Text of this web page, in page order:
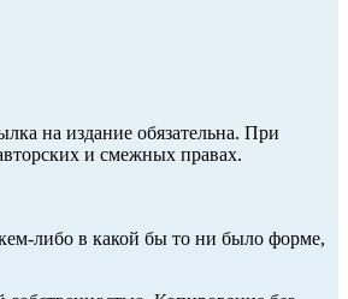
на издание обязательна. При
и смежных правах.
либо в какой бы то ни было форме,